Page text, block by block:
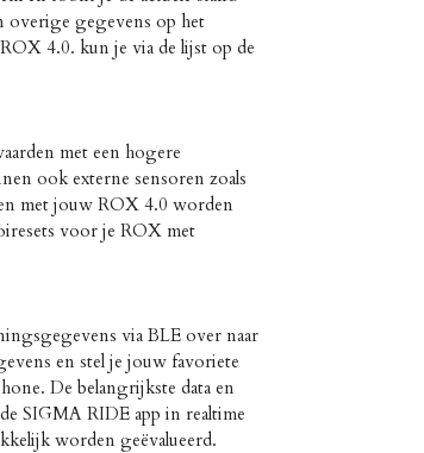
overige gegevens op het
4.0. kun je via de lijst op de
met een hogere
ook externe sensoren zoals
met jouw ROX 4.0 worden
voor je ROX met
via BLE over naar
en stel je jouw favoriete
De belangrijkste data en
SIGMA RIDE app in realtime
worden geëvalueerd.